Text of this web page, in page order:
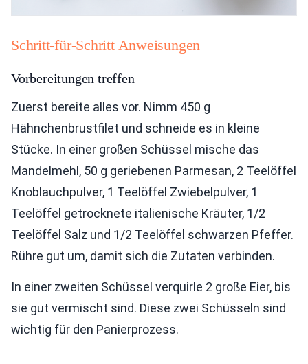
Schritt-für-Schritt Anweisungen
Vorbereitungen treffen
Zuerst bereite alles vor. Nimm 450 g
Hähnchenbrustfilet und schneide es in kleine
Stücke. In einer großen Schüssel mische das
Mandelmehl, 50 g geriebenen Parmesan, 2 Teelöffel
Knoblauchpulver, 1 Teelöffel Zwiebelpulver, 1
Teelöffel getrocknete italienische Kräuter, 1/2
Teelöffel Salz und 1/2 Teelöffel schwarzen Pfeffer.
Rühre gut um, damit sich die Zutaten verbinden.
In einer zweiten Schüssel verquirle 2 große Eier, bis
sie gut vermischt sind. Diese zwei Schüsseln sind
wichtig für den Panierprozess.